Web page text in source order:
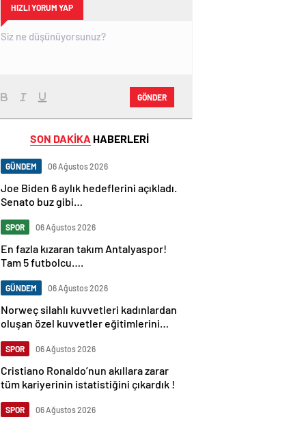
HIZLI YORUM YAP
GÖNDER
SON DAKİKA HABERLERİ
GÜNDEM 06 Ağustos 2026
Joe Biden 6 aylık hedeflerini açıkladı.
Senato buz gibi…
SPOR 06 Ağustos 2026
En fazla kızaran takım Antalyaspor!
Tam 5 futbolcu….
GÜNDEM 06 Ağustos 2026
Norweç silahlı kuvvetleri kadınlardan
oluşan özel kuvvetler eğitimlerini
SPOR 06 Ağustos 2026
Cristiano Ronaldo’nun akıllara zarar
tüm kariyerinin istatistiğini çıkardık !
SPOR 06 Ağustos 2026